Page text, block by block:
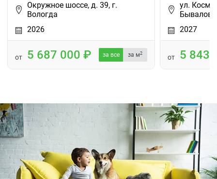
Окружное шоссе, д. 39, г.
Вологда
2026
от 5 687 000 за все за м2
ул.
2027
от 5 843